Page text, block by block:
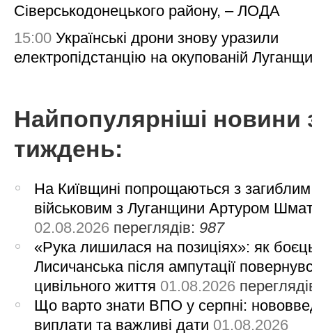
Сіверськодонецького району, – ЛОДА
15:00 Українські дрони знову уразили
електропідстанцію на окупованій
Найпопулярніші новини
тиждень:
На Київщині попрощаються з загиблим
військовим з Луганщини Артуром
02.08.2026 переглядів: 987
«Рука лишилася на позиціях»: як
Лисичанська після ампутації
цивільного життя 01.08.2026
Що варто знати ВПО у серпні:
виплати та важливі дати 01.08.2026